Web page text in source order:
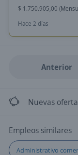
$ 1.750.905,00
Hace 2 días
Anterior
Nuevas
Empleos similares
Administrativo